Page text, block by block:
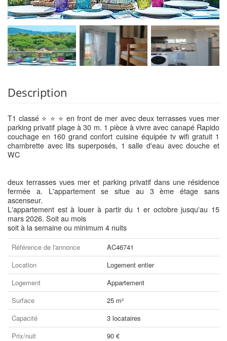
Description
T1 classé ⭐ ⭐ ⭐ en front de mer avec deux terrasses vues mer
parking privatif plage à 30 m. 1 pièce à vivre avec canapé Rapido
couchage en 160 grand confort cuisine équipée tv wifi gratuit 1
chambrette avec lits superposés, 1 salle d'eau avec douche et
WC
deux terrasses vues mer et parking privatif dans une résidence
fermée a. L'appartement se situe au 3 ème étage sans
ascenseur.
L'appartement est à louer à partir du 1 er octobre jusqu'au 15
mars 2026. Soit au mois
soit à la semaine ou minimum 4 nuits
Référence de l'annonce
AC46741
Location
Logement entier
Logement
Appartement
Surface
25 m²
Capacité
3 locataires
Prix/nuit
90 €